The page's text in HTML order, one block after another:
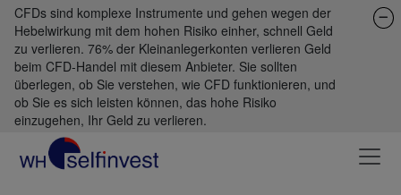
CFDs sind komplexe Instrumente und gehen wegen der
Hebelwirkung mit dem hohen Risiko einher, schnell Geld
zu verlieren. 76% der Kleinanlegerkonten verlieren Geld
beim CFD-Handel mit diesem Anbieter. Sie sollten
überlegen, ob Sie verstehen, wie CFD funktionieren, und
ob Sie es sich leisten können, das hohe Risiko
einzugehen, Ihr Geld zu verlieren.